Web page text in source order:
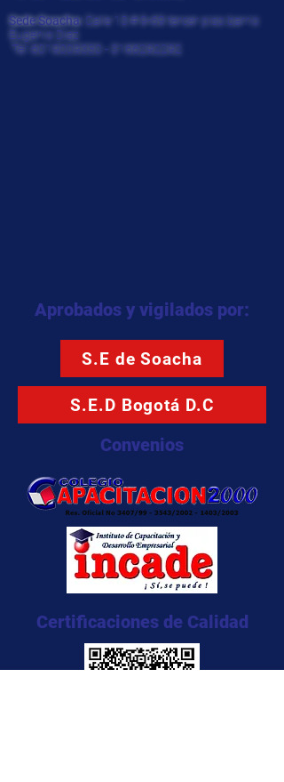
Sede Soacha: Calle 13 # 9-69 tercer piso barrio
Eugenio Diaz
Tel: 6019009330 - 3166292292
Aprobados y vigilados por:
S.E de Soacha
S.E.D Bogotá D.C
Convenios
Certificaciones de Calidad